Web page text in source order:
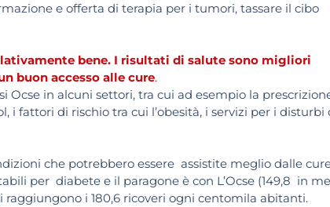
e offerta di terapia per i tumori, tassare il cibo
bene. I risultati di salute sono migliori
buon accesso alle cure.
in alcuni settori, tra cui ad esempio la
i fattori di rischio tra cui l’obesità, i servizi per i disturbi
che potrebbero essere assistite meglio dalle
per diabete e il paragone è con L’Ocse (149,8 in
raggiungono i 180,6 ricoveri ogni centomila abitanti.